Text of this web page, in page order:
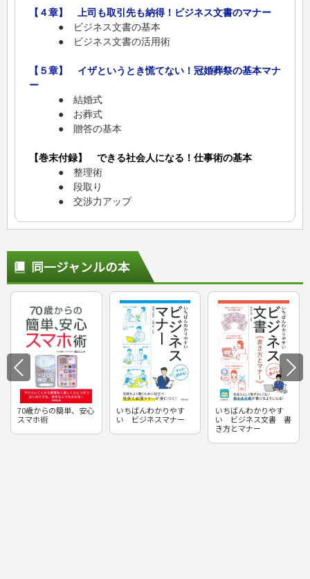
【４章】 上司も取引先も納得！ビジネス文書のマナー
● ビジネス文書の基本
● ビジネス文書の活用術
【５章】 イザというとき慌てない！冠婚葬祭の基本マナ
ー
● 結婚式
● お葬式
● 贈答の基本
【巻末付録】 できる社会人になる！仕事術の基本
● 整理術
● 段取り
● 交渉力アップ
同一ジャンルの本
70歳からの簡単、安心
スマホ術
いちばんわかりやす
い ビジネスマナー
いちばんわかりやす
い ビジネス文書 書
き方とマナー